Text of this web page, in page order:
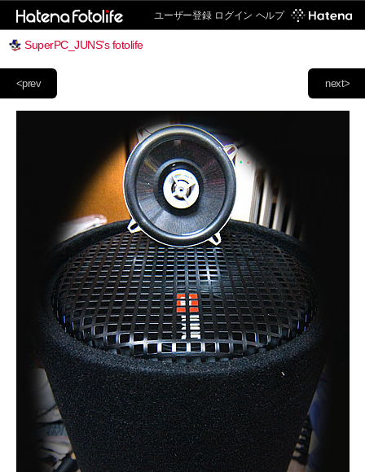
ユーザー登録 ログイン ヘルプ
SuperPC_JUNS's fotolife
next>
<prev